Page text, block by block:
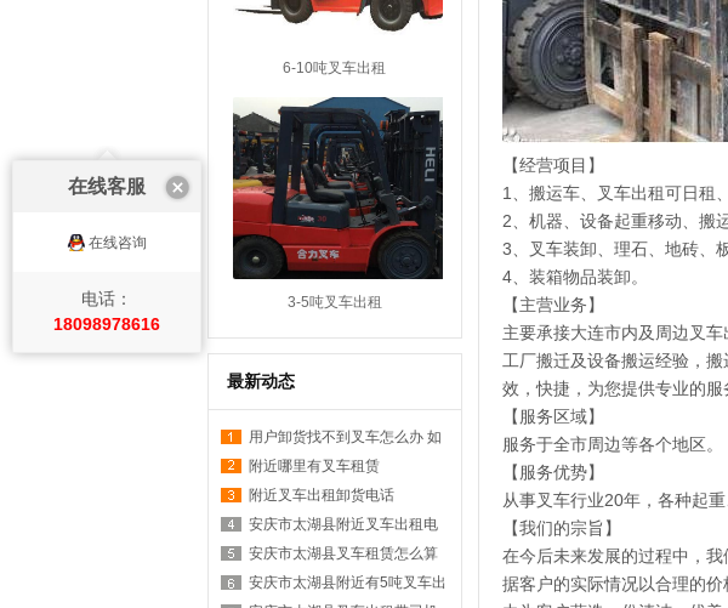
6-10吨叉车出租
3-5吨叉车出租
最新动态
用户卸货找不到叉车怎么办 如
何在附近找叉车
附近哪里有叉车租赁
附近叉车出租卸货电话
安庆市太湖县附近叉车出租电
话是多少？
安庆市太湖县叉车租赁怎么算
台班？
安庆市太湖县附近有5吨叉车出
【经营项目】
1、搬运车、叉车出租可日租
2、机器、设备起重移动、搬
3、叉车装卸、理石、地砖、
4、装箱物品装卸。
【主营业务】
主要承接大连市内及周边叉
工厂搬迁及设备搬运经验，
效，快捷，为您提供专业的服
【服务区域】
服务于全市周边等各个地区。
【服务优势】
从事叉车行业20年，各种起
【我们的宗旨】
在今后未来发展的过程中，
据客户的实际情况以合理的
在线客服
在线咨询
电话：
18098978616